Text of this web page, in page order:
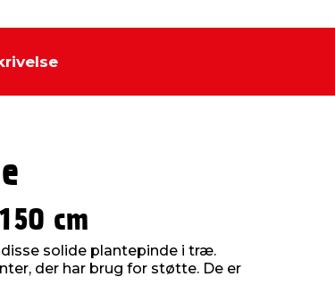
cm
solide plantepinde i træ.
der har brug for støtte. De er